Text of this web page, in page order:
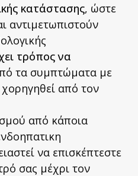
κατάστασης, ώστε
αντιμετωπιστούν
τρόπος να
τα συμπτώματα με
από τον
από κάποια
να επισκέπτεστε
σας μέχρι τον